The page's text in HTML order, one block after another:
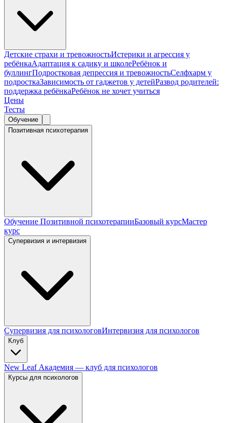
Детские страхи и тревожностьИстерики и агрессия у
ребёнкаАдаптация к садику и школеРебёнок и
буллингПодростковая депрессия и тревожностьСелфхарм у
подросткаЗависимость от гаджетов у детейРазвод родителей:
поддержка ребёнкаРебёнок не хочет учиться
Цены
Тесты
Обучение
Позитивная психотерапия
Обучение Позитивной психотерапииБазовый курсМастер
курс
Супервизия и интервизия
Супервизия для психологовИнтервизия для психологов
Клуб
New Leaf Академия — клуб для психологов
Курсы для психологов